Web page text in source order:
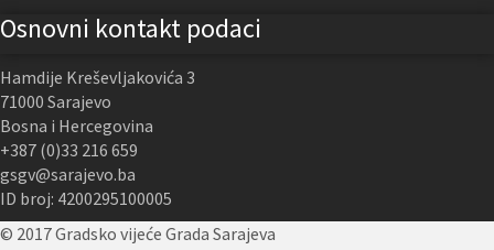
Osnovni kontakt podaci
Hamdije Kreševljakovića 3
71000 Sarajevo
Bosna i Hercegovina
+387 (0)33 216 659
gsgv@sarajevo.ba
ID broj: 4200295100005
© 2017 Gradsko vijeće Grada Sarajeva